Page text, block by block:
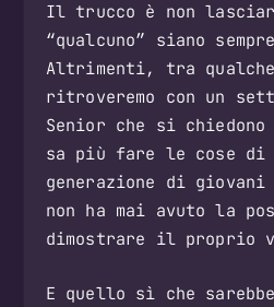
Il trucco è non
“qualcuno” siano
Altrimenti, tra
ritroveremo con un
Senior che si chiedono
sa più fare le cose di
generazione di
non ha mai avuto la
dimostrare il proprio
E quello sì che